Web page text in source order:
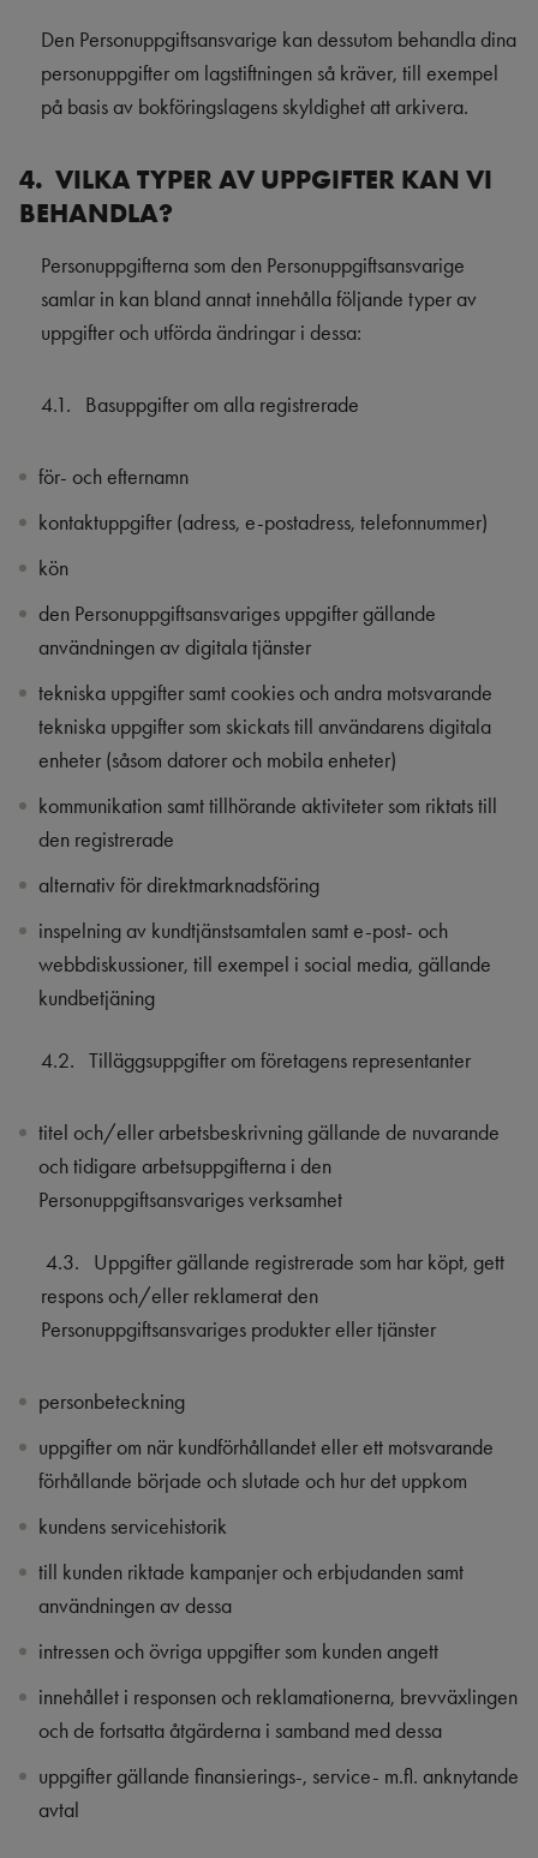
Den Personuppgiftsansvarige kan dessutom behandla dina
personuppgifter om lagstiftningen så kräver, till exempel
på basis av bokföringslagens skyldighet att arkivera.
4. VILKA TYPER AV UPPGIFTER KAN VI
BEHANDLA?
Personuppgifterna som den Personuppgiftsansvarige
samlar in kan bland annat innehålla följande typer av
uppgifter och utförda ändringar i dessa:
4.1. Basuppgifter om alla registrerade
för- och efternamn
kontaktuppgifter (adress, e-postadress, telefonnummer)
kön
den Personuppgiftsansvariges uppgifter gällande
användningen av digitala tjänster
tekniska uppgifter samt cookies och andra motsvarande
tekniska uppgifter som skickats till användarens digitala
enheter (såsom datorer och mobila enheter)
kommunikation samt tillhörande aktiviteter som riktats till
den registrerade
alternativ för direktmarknadsföring
inspelning av kundtjänstsamtalen samt e-post- och
webbdiskussioner, till exempel i social media, gällande
kundbetjäning
4.2. Tilläggsuppgifter om företagens representanter
titel och/eller arbetsbeskrivning gällande de nuvarande
och tidigare arbetsuppgifterna i den
Personuppgiftsansvariges verksamhet
4.3. Uppgifter gällande registrerade som har köpt, gett
respons och/eller reklamerat den
Personuppgiftsansvariges produkter eller tjänster
personbeteckning
uppgifter om när kundförhållandet eller ett motsvarande
förhållande började och slutade och hur det uppkom
kundens servicehistorik
till kunden riktade kampanjer och erbjudanden samt
användningen av dessa
intressen och övriga uppgifter som kunden angett
innehållet i responsen och reklamationerna, brevväxlingen
och de fortsatta åtgärderna i samband med dessa
uppgifter gällande finansierings-, service- m.fl. anknytande
avtal